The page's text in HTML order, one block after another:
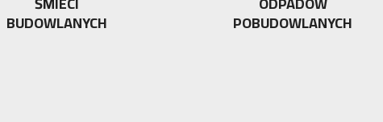
BUDOWLANYCH POBUDOWLANYCH